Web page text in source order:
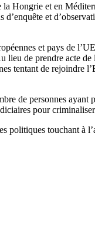
Hongrie et en
et
et pays de
lieu de prendre acte
tentant de rejoindre
de personnes ayant
pour
politiques touchant à